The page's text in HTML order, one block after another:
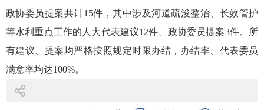
政协委员提案共计15件，其中涉及河道疏浚整治、长效管护
等水利重点工作的人大代表建议12件、政协委员提案3件。所
有建议、提案均严格按照规定时限办结，办结率、代表委员
满意率均达100%。